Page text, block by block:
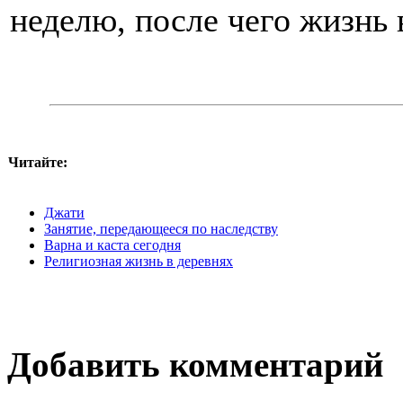
неделю, после чего жизнь
Читайте:
Джати
Занятие, передающееся по наследству
Варна и каста сегодня
Религиозная жизнь в деревнях
Добавить комментарий